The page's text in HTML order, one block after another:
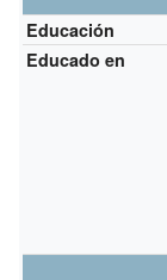
Educación
Educado en